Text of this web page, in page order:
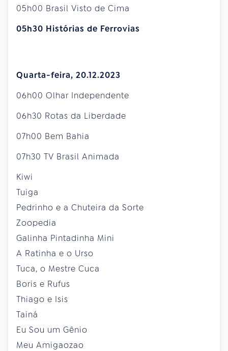
05h00 Brasil Visto de Cima
05h30 Histórias de Ferrovias
Quarta-feira, 20.12.2023
06h00 Olhar Independente
06h30 Rotas da Liberdade
07h00 Bem Bahia
07h30 TV Brasil Animada
Kiwi
Tuiga
Pedrinho e a Chuteira da Sorte
Zoopedia
Galinha Pintadinha Mini
A Ratinha e o Urso
Tuca, o Mestre Cuca
Boris e Rufus
Thiago e Isis
Tainá
Eu Sou um Gênio
Meu Amigaozao